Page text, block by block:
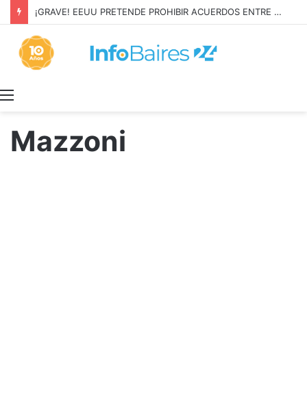
¡GRAVE! EEUU PRETENDE PROHIBIR ACUERDOS ENTRE CHINA Y UNA COOPERATIVA EN NEUQUÉN
Mazzoni